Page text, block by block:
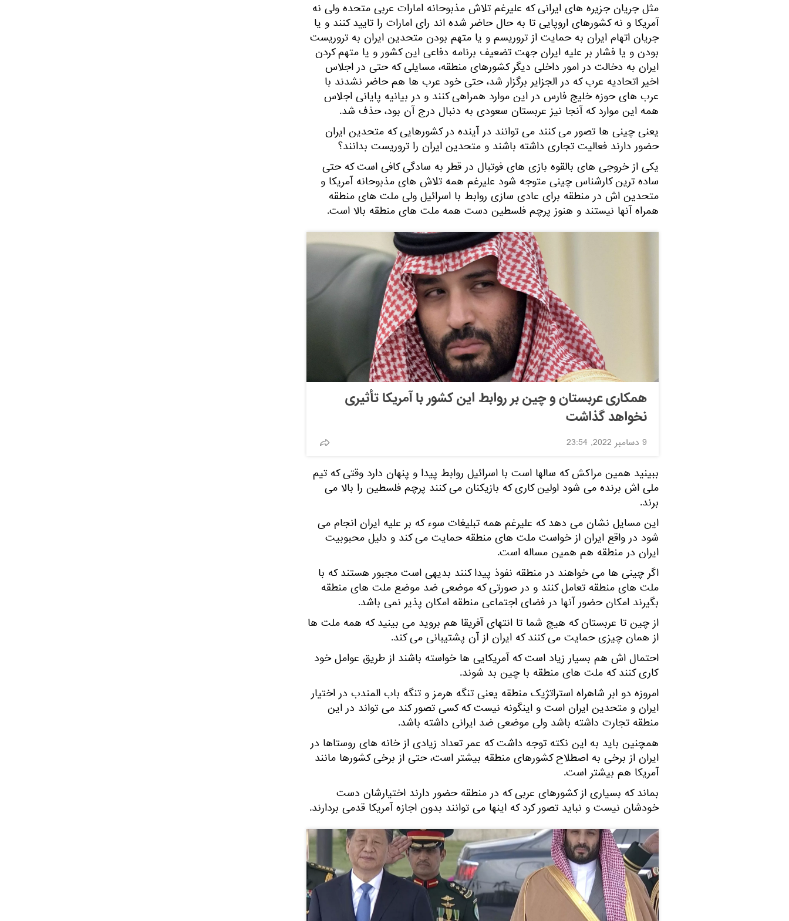
مثل جریان جزیره های ایرانی که علیرغم تلاش مذبوحانه امارات عربی متحده ولی نه
آمریکا و نه کشورهای اروپایی تا به حال حاضر شده اند رای امارات را تایید کنند و یا
جریان اتهام ایران به حمایت از تروریسم و یا متهم بودن متحدین ایران به تروریست
بودن و یا فشار بر علیه ایران جهت تضعیف برنامه دفاعی این کشور و یا متهم کردن
ایران به دخالت در امور داخلی دیگر کشورهای منطقه، مسایلی که حتی در اجلاس
اخیر اتحادیه عرب که در الجزایر برگزار شد، حتی خود عرب ها هم حاضر نشدند با
عرب های حوزه خلیج فارس در این موارد همراهی کنند و در بیانیه پایانی اجلاس
همه این موارد که آنجا نیز عربستان سعودی به دنبال درج آن بود، حذف شد.
یعنی چینی ها تصور می کنند می توانند در آینده در کشورهایی که متحدین ایران
حضور دارند فعالیت تجاری داشته باشند و متحدین ایران را تروریست بدانند؟
یکی از خروجی های بالقوه بازی های فوتبال در قطر به سادگی کافی است که حتی
ساده ترین کارشناس چینی متوجه شود علیرغم همه تلاش های مذبوحانه آمریکا و
متحدین اش در منطقه برای عادی سازی روابط با اسرائیل ولی ملت های منطقه
همراه آنها نیستند و هنوز پرچم فلسطین دست همه ملت های منطقه بالا است.
همکاری عربستان و چین بر روابط این کشور با آمریکا تأثیری
نخواهد گذاشت
9 دسامبر 2022, 23:54
ببینید همین مراکش که سالها است با اسرائیل روابط پیدا و پنهان دارد وقتی که تیم
ملی اش برنده می شود اولین کاری که بازیکنان می کنند پرچم فلسطین را بالا می
برند.
این مسایل نشان می دهد که علیرغم همه تبلیغات سوء که بر علیه ایران انجام می
شود در واقع ایران از خواست ملت های منطقه حمایت می کند و دلیل محبوبیت
ایران در منطقه هم همین مساله است.
اگر چینی ها می خواهند در منطقه نفوذ پیدا کنند بدیهی است مجبور هستند که با
ملت های منطقه تعامل کنند و در صورتی که موضعی ضد موضع ملت های منطقه
بگیرند امکان حضور آنها در فضای اجتماعی منطقه امکان پذیر نمی باشد.
از چین تا عربستان که هیچ شما تا انتهای آفریقا هم بروید می بینید که همه ملت ها
از همان چیزی حمایت می کنند که ایران از آن پشتیبانی می کند.
احتمال اش هم بسیار زیاد است که آمریکایی ها خواسته باشند از طریق عوامل خود
کاری کنند که ملت های منطقه با چین بد شوند.
امروزه دو ابر شاهراه استراتژیک منطقه یعنی تنگه هرمز و تنگه باب المندب در اختیار
ایران و متحدین ایران است و اینگونه نیست که کسی تصور کند می تواند در این
منطقه تجارت داشته باشد ولی موضعی ضد ایرانی داشته باشد.
همچنین باید به این نکته توجه داشت که عمر تعداد زیادی از خانه های روستاها در
ایران از برخی به اصطلاح کشورهای منطقه بیشتر است، حتی از برخی کشورها مانند
آمریکا هم بیشتر است.
بماند که بسیاری از کشورهای عربی که در منطقه حضور دارند اختیارشان دست
خودشان نیست و نباید تصور کرد که اینها می توانند بدون اجازه آمریکا قدمی بردارند.